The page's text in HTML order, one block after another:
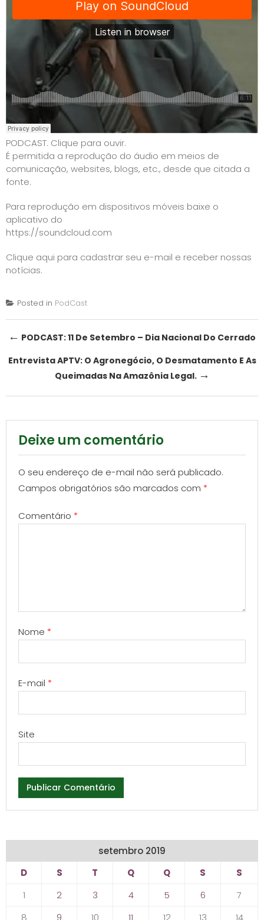
PODCAST. Clique para ouvir.
É permitida a reprodução do áudio em meios de
comunicação, websites, blogs, etc., desde que citada a
fonte.
Para reprodução em dispositivos móveis baixe o
aplicativo do
https://soundcloud.com
Clique aqui para cadastrar seu e-mail e receber nossas
notícias.
Posted in PodCast
Post
navigation
← PODCAST: 11 De Setembro – Dia Nacional Do Cerrado
Entrevista APTV: O Agronegócio, O Desmatamento E As
Queimadas Na Amazônia Legal. →
Deixe um comentário
O seu endereço de e-mail não será publicado.
Campos obrigatórios são marcados com *
Comentário *
Nome *
E-mail *
Site
setembro 2019
D
S T Q Q S
S
1
2 3 4 5 6
7
8
9 10 11 12 13 14